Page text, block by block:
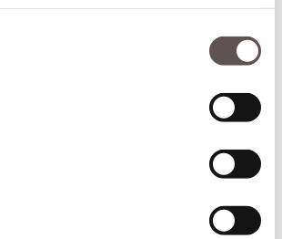
afgehangen met scharnieren die met
de deur als op het kozijn worden gemonteerd.
om de deur soepel te laten draaien en
te gaan. Voordeuren met een hoogte van
een slotgat of 3-puntsluiting verlengt de